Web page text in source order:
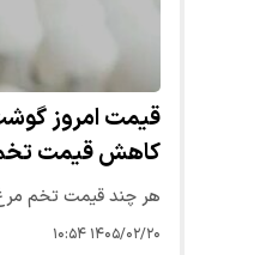
کاهش قیمت
هر چند قیمت تخم مرغ کاهشی حدود ۷ هزار تومانی
۱۴۰۵/۰۲/۲۰ ۱۰:۵۴